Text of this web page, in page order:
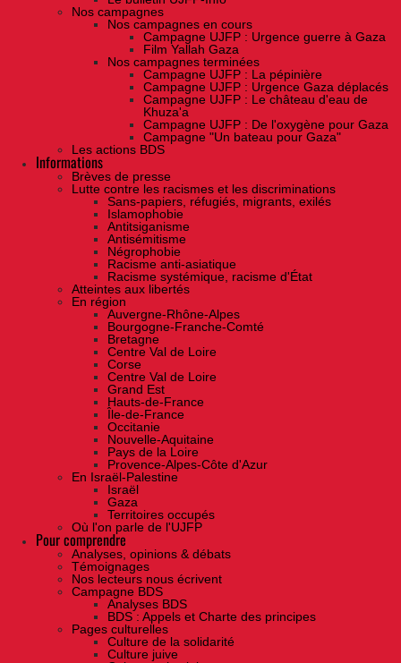
Nos campagnes
Nos campagnes en cours
Campagne UJFP : Urgence guerre à Gaza
Film Yallah Gaza
Nos campagnes terminées
Campagne UJFP : La pépinière
Campagne UJFP : Urgence Gaza déplacés
Campagne UJFP : Le château d'eau de
Khuza'a
Campagne UJFP : De l'oxygène pour Gaza
Campagne "Un bateau pour Gaza"
Les actions BDS
Informations
Brèves de presse
Lutte contre les racismes et les discriminations
Sans-papiers, réfugiés, migrants, exilés
Islamophobie
Antitsiganisme
Antisémitisme
Négrophobie
Racisme anti-asiatique
Racisme systémique, racisme d'État
Atteintes aux libertés
En région
Auvergne-Rhône-Alpes
Bourgogne-Franche-Comté
Bretagne
Centre Val de Loire
Corse
Centre Val de Loire
Grand Est
Hauts-de-France
Île-de-France
Occitanie
Nouvelle-Aquitaine
Pays de la Loire
Provence-Alpes-Côte d'Azur
En Israël-Palestine
Israël
Gaza
Territoires occupés
Où l'on parle de l'UJFP
Pour comprendre
Analyses, opinions & débats
Témoignages
Nos lecteurs nous écrivent
Campagne BDS
Analyses BDS
BDS : Appels et Charte des principes
Pages culturelles
Culture de la solidarité
Culture juive